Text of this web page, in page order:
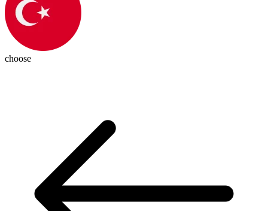
choose